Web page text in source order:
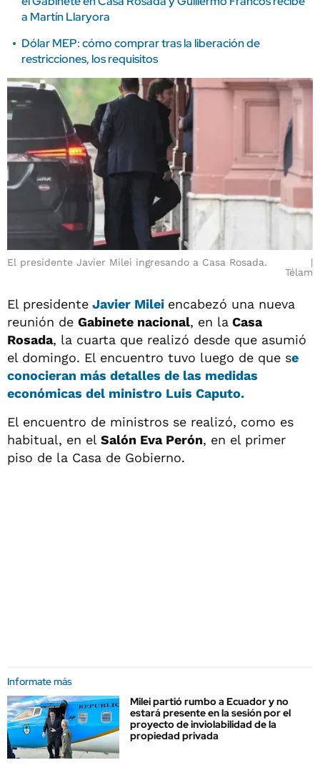
a Martín Llaryora
Dólar MEP: cómo comprar tras la liberación de
restricciones, los requisitos
El presidente Javier Milei ingresando a Casa Rosada.
Télam
El presidente Javier Milei encabezó una nueva
reunión de Gabinete nacional, en la Casa
Rosada, la cuarta que realizó desde que asumió
el domingo. El encuentro tuvo luego de que se
conocieran más detalles de las medidas
económicas del ministro Luis Caputo.
El encuentro de ministros se realizó, como es
habitual, en el Salón Eva Perón, en el primer
piso de la Casa de Gobierno.
Informate más
Milei partió rumbo a Ecuador y no
estará presente en la sesión por el
proyecto de inviolabilidad de la
propiedad privada